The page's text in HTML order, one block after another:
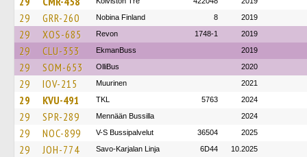
29 GRR-260 Nobina Finland 8 2019
29 XOS-685 Revon 1748-1 2019
29 CLU-353 EkmanBuss 2019
29 SOM-653 OlliBus 2020
29 IOV-215 Muurinen 2021
29 KVU-491 TKL 5763 2024
29 SPR-289 Mennään Bussilla 2024
29 NOC-899 V-S Bussipalvelut 36504 2025
29 JOH-774 Savo-Karjalan Linja 6D44 10.2025